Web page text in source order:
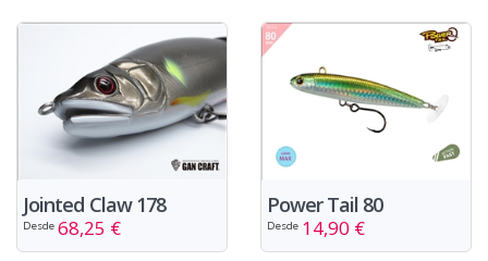
Jointed Claw 178
Desde 68,25 €
Power Tail 80
Desde 14,90 €